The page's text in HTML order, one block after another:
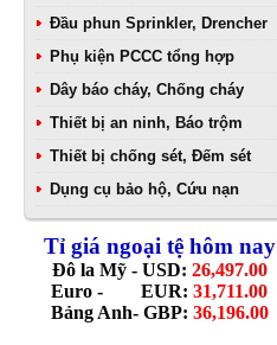
Đầu phun Sprinkler, Drencher
Phụ kiện PCCC tổng hợp
Dây báo cháy, Chống cháy
Thiết bị an ninh, Báo trộm
Thiết bị chống sét, Đếm sét
Dụng cụ bảo hộ, Cứu nạn
Tỉ giá ngoại tệ hôm nay
Đô la Mỹ - USD: 26,497.00
Euro - EUR: 31,711.00
Bảng Anh- GBP: 36,196.00